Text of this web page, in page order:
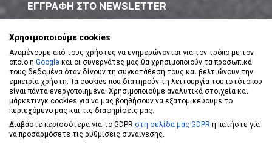
ΕΓΓΡΑΦΗ ΣΤΟ NEWSLETTER
ΕΓΓΡΑΦΗ ΣΤΟ NEWSLETTER
Αποδέχομαι τουςΌρους Χρήσης
Χρησιμοποιούμε cookies
Αναμένουμε από τους χρήστες να ενημερώνονται για τον τρόπο με τον
οποίο η Google και οι συνεργάτες μας θα χρησιμοποιούν τα προσωπικά
τους δεδομένα όταν δίνουν τη συγκατάθεσή τους και βελτιώνουν την
εμπειρία χρήστη. Τα cookies που διατηρούν τη λειτουργία του ιστότοπου
είναι πάντα ενεργοποιημένα. Χρησιμοποιούμε αναλυτικά στοιχεία και
μάρκετινγκ cookies για να μας βοηθήσουν να εξατομικεύουμε το
περιεχόμενο μας και τις διαφημίσεις μας.
Διαβάστε περισσότερα για το GDPR στη σελίδα μας GDPR ή πατήστε για
να προσαρμόσετε τις ρυθμίσεις συναίνεσης.